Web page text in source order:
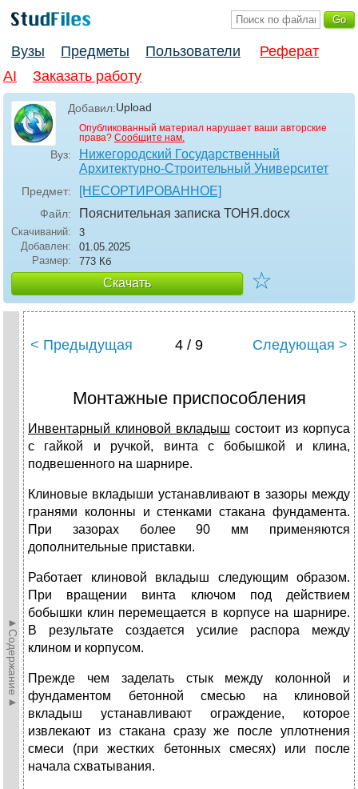
Вузы Предметы Пользователи
Реферат
AI
Заказать работу
Добавил:Upload
Опубликованный материал нарушает ваши авторские
права? Сообщите нам.
Вуз:
Нижегородский Государственный
Архитектурно-Строительный Университет
Предмет: [НЕСОРТИРОВАННОЕ]
Файл: Пояснительная записка ТОНЯ .docx
Скачиваний:
3
Добавлен:
01.05.2025
Размер:
773 Кб
Скачать ☆
►Содержание►
< Предыдущая 4 / 9 Следующая >
Монтажные приспособления
Инвентарный клиновой вкладыш состоит из корпуса
с гайкой и ручкой, винта с бобышкой и клина,
подвешенного на шарнире.
Клиновые вкладыши устанавливают в зазоры между
гранями колонны и стенками стакана фундамента.
При зазорах более 90 мм применяются
дополнительные приставки.
Работает клиновой вкладыш следующим образом.
При вращении винта ключом под действием
бобышки клин перемещается в корпусе на шарнире.
В результате создается усилие распора между
клином и корпусом.
Прежде чем заделать стык между колонной и
фундаментом бетонной смесью на клиновой
вкладыш устанавливают ограждение, которое
извлекают из стакана сразу же после уплотнения
смеси (при жестких бетонных смесях) или после
начала схватывания.